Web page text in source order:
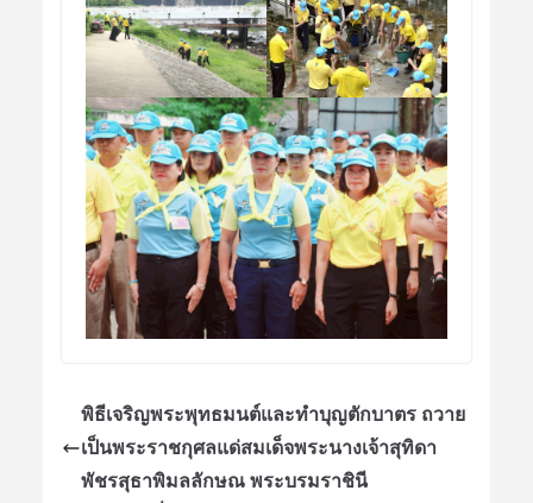
พิธีเจริญพระพุทธมนต์และทำบุญตักบาตร ถวาย
เป็นพระราชกุศลแด่สมเด็จพระนางเจ้าสุทิดา
พัชรสุธาพิมลลักษณ พระบรมราชินี